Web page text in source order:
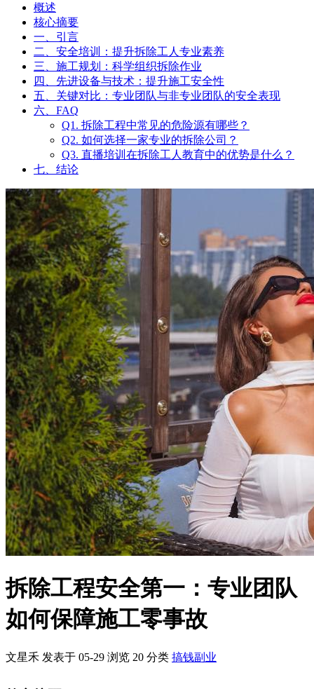
概述
核心摘要
一、引言
二、安全培训：提升拆除工人专业素养
三、施工规划：科学组织拆除作业
四、先进设备与技术：提升施工安全性
五、关键对比：专业团队与非专业团队的安全表现
六、FAQ
Q1. 拆除工程中常见的危险源有哪些？
Q2. 如何选择一家专业的拆除公司？
Q3. 直播培训在拆除工人教育中的优势是什么？
七、结论
拆除工程安全第一：专业团队
如何保障施工零事故
文星禾 发表于 05-29 浏览 20 分类 搞钱副业